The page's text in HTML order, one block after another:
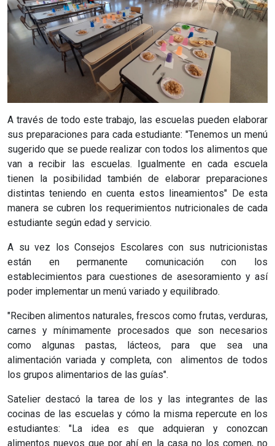
A través de todo este trabajo, las escuelas pueden elaborar
sus preparaciones para cada estudiante: "Tenemos un menú
sugerido que se puede realizar con todos los alimentos que
van a recibir las escuelas. Igualmente en cada escuela
tienen la posibilidad también de elaborar preparaciones
distintas teniendo en cuenta estos lineamientos" De esta
manera se cubren los requerimientos nutricionales de cada
estudiante según edad y servicio.
A su vez los Consejos Escolares con sus nutricionistas
están en permanente comunicación con los
establecimientos para cuestiones de asesoramiento y así
poder implementar un menú variado y equilibrado.
"Reciben alimentos naturales, frescos como frutas, verduras,
carnes y mínimamente procesados que son necesarios
como algunas pastas, lácteos, para que sea una
alimentación variada y completa, con alimentos de todos
los grupos alimentarios de las guías".
Satelier destacó la tarea de los y las integrantes de las
cocinas de las escuelas y cómo la misma repercute en los
estudiantes: "La idea es que adquieran y conozcan
alimentos nuevos que por ahí en la casa no los comen, no